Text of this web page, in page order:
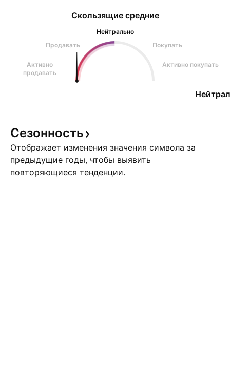
Скользящие средние
Нейтрально
Продавать
Покупать
Активно
продавать
Активно покупать
Сезонность
Отображает изменения значения символа за
предыдущие годы, чтобы выявить
повторяющиеся тенденции.